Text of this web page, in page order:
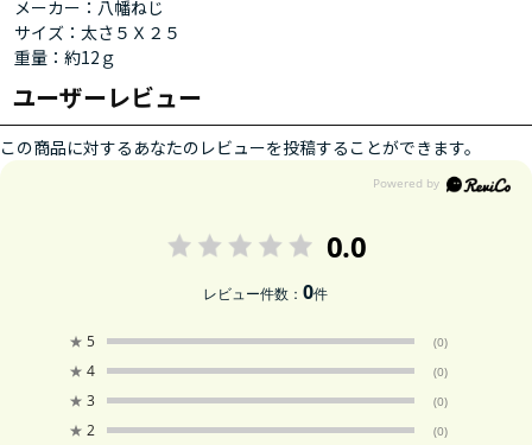
メーカー：八幡ねじ
サイズ：太さ５Ｘ２５
重量：約12ｇ
ユーザーレビュー
この商品に対するあなたのレビューを投稿することができます。
0.0
レビュー件数：0件
★ 5 (0)
★ 4 (0)
★ 3 (0)
★ 2 (0)